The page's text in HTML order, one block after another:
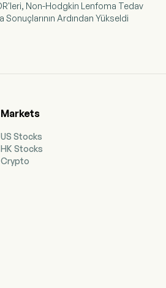
Non-Hodgkin Lenfoma Tedav
Sonuçlarının Ardından Yükseldi
Markets
US Stocks
HK Stocks
Crypto